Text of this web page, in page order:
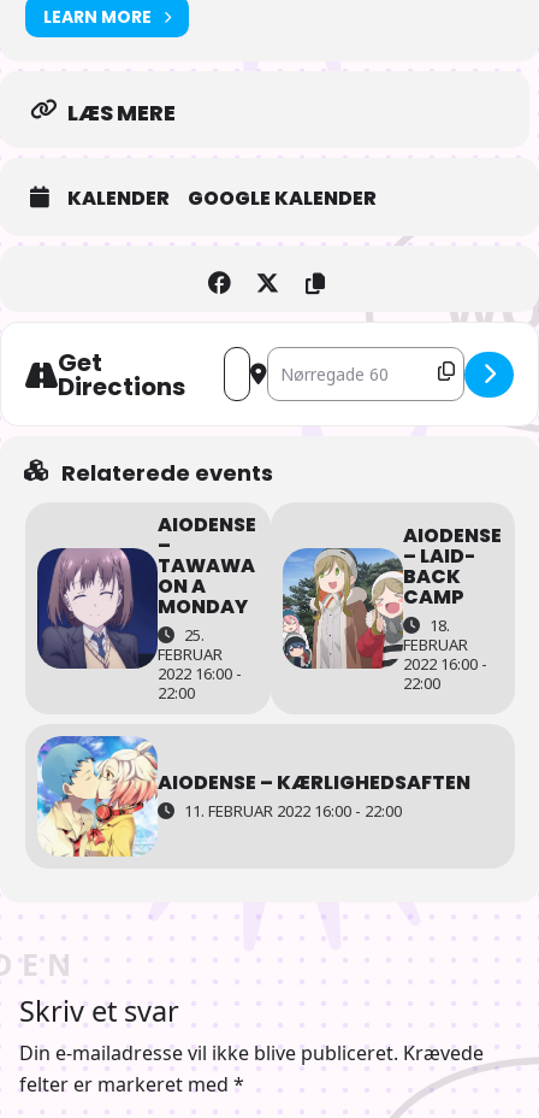
LEARN MORE
LÆS MERE
KALENDER GOOGLE KALENDER
Get
Directions
Address - AIOdense – Princess
Destination Address - AIOdense
Relaterede events
AIODENSE
–
TAWAWA
ON A
MONDAY
25.
FEBRUAR
2022 16:00 -
22:00
AIODENSE
– LAID-
BACK
CAMP
18.
FEBRUAR
2022 16:00 -
22:00
AIODENSE – KÆRLIGHEDSAFTEN
11. FEBRUAR 2022 16:00 - 22:00
Skriv et svar
Din e-mailadresse vil ikke blive publiceret. Krævede
felter er markeret med *